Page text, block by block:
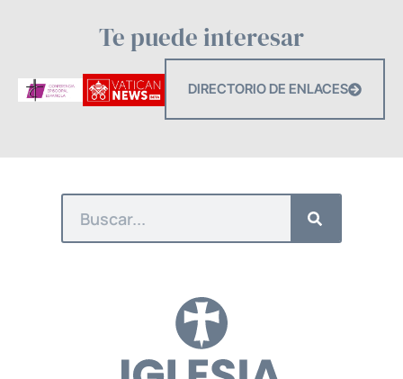
Te puede interesar
DIRECTORIO DE ENLACES